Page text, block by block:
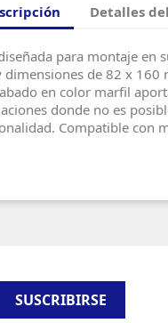
Detalles
para montaje en
dimensiones de 82 x 160
en color marfil
donde no es
Compatible con